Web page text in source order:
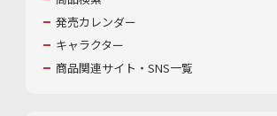
発売カレンダー
キャラクター
商品関連サイト・SNS一覧